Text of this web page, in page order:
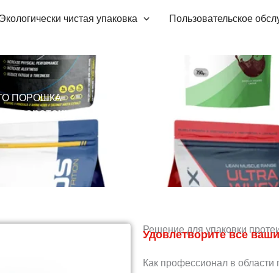
Экологически чистая упаковка Пользовательское
ПОРОШКА
протеина и добавок оптом
Решение для упаковки
Удовлетворите все
Как профессионал в